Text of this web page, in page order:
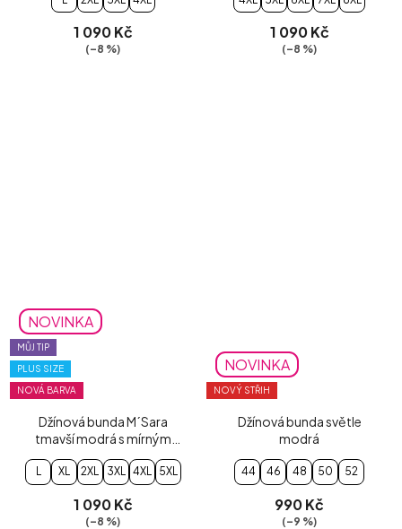
1 090 Kč
(–8 %)
1 090 Kč
(–8 %)
NOVINKA
MŮJ TIP
PLUS SIZE
NOVÁ BARVA
Džínová bunda M´Sara
tmavší modrá s mírným
L XL 2XL 3XL 4XL 5XL
1 090 Kč
(–8 %)
NOVINKA
NOVÝ STŘIH
Džínová bunda světle
modrá
44 46 48 50 52
990 Kč
(–9 %)